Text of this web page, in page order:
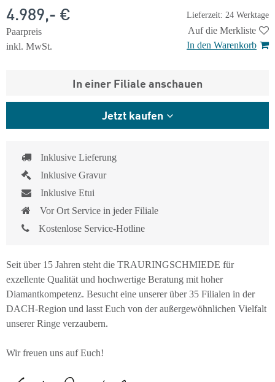
Lieferzeit: 24 Werktage
4.989,- €
Paarpreis
inkl. MwSt.
Auf die Merkliste
In den Warenkorb
In einer Filiale anschauen
Jetzt kaufen
Inklusive Lieferung
Inklusive Gravur
Inklusive Etui
Vor Ort Service in jeder Filiale
Kostenlose Service-Hotline
Seit über 15 Jahren steht die TRAURINGSCHMIEDE für
exzellente Qualität und hochwertige Beratung mit hoher
Diamantkompetenz. Besucht eine unserer über 35 Filialen in der
DACH-Region und lasst Euch von der außergewöhnlichen Vielfalt
unserer Ringe verzaubern.
Wir freuen uns auf Euch!